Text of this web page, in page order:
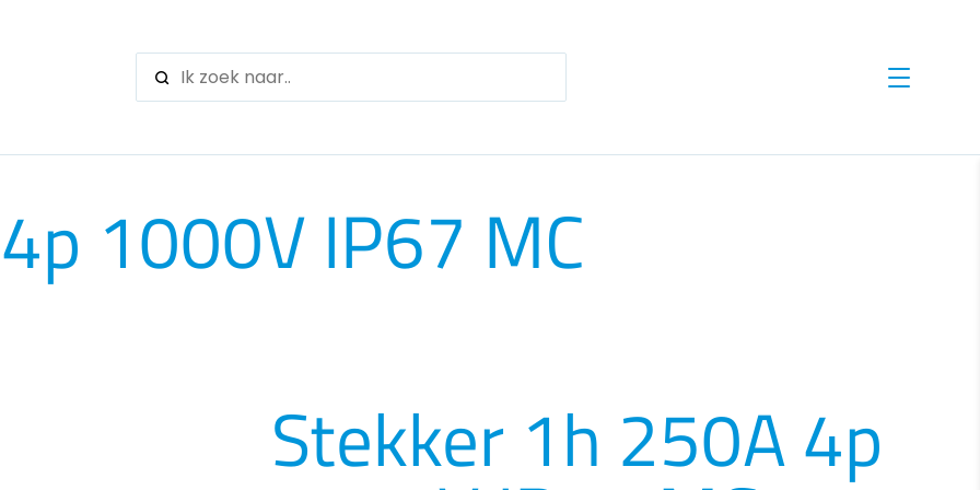
When autocomplete results are available use up and down arrows to
1000V IP67 MC
Stekker 1h 250A 4p